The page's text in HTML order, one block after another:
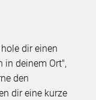
dir einen
in deinem Ort",
den
dir eine kurze